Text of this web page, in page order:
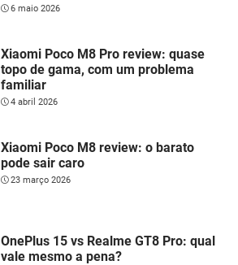
6 maio 2026
Xiaomi Poco M8 Pro review: quase
topo de gama, com um problema
familiar
4 abril 2026
Xiaomi Poco M8 review: o barato
pode sair caro
23 março 2026
OnePlus 15 vs Realme GT8 Pro: qual
vale mesmo a pena?